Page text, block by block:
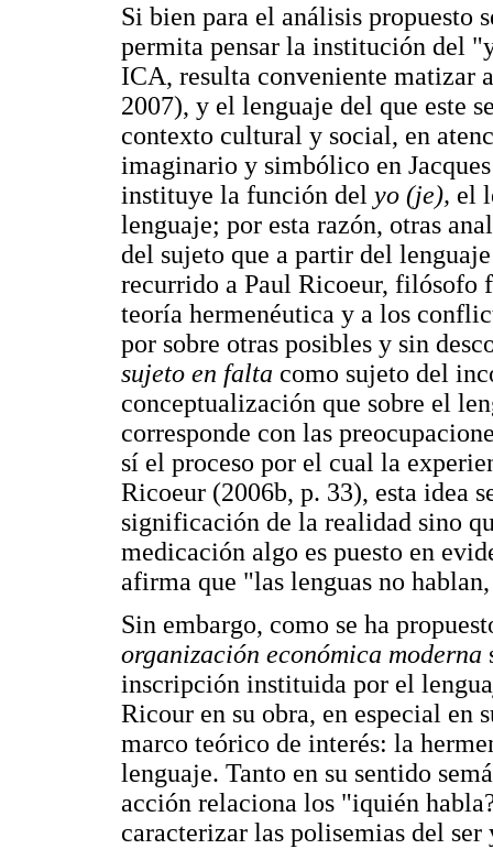
Si bien para el análisis propuesto
permita pensar la institución del
ICA, resulta conveniente matizar
2007), y el lenguaje del que este
contexto cultural y social, en
imaginario y simbólico en
instituye la función del yo (je), el
lenguaje; por esta razón, otras
del sujeto que a partir del
recurrido a Paul Ricoeur, filósofo
teoría hermenéutica y a los
por sobre otras posibles y sin
sujeto en falta como sujeto del
conceptualización que sobre el
corresponde con las
sí el proceso por el cual la
Ricoeur (2006b, p. 33), esta idea
significación de la realidad sino
medicación algo es puesto en
afirma que "las lenguas no
Sin embargo, como se ha
organización económica moderna
inscripción instituida por el
Ricour en su obra, en especial en
marco teórico de interés: la
lenguaje. Tanto en su sentido
acción relaciona los "iquién
caracterizar las polisemias del